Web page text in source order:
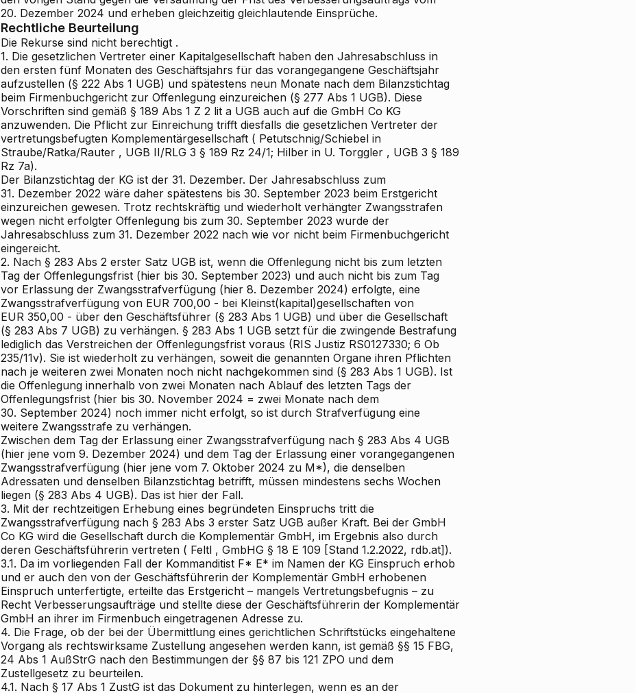
20. Dezember 2024 und erheben gleichzeitig gleichlautende Einsprüche.
Rechtliche Beurteilung
Die Rekurse sind nicht berechtigt .
1. Die gesetzlichen Vertreter einer Kapitalgesellschaft haben den Jahresabschluss in
den ersten fünf Monaten des Geschäftsjahrs für das vorangegangene Geschäftsjahr
aufzustellen (§ 222 Abs 1 UGB) und spätestens neun Monate nach dem Bilanzstichtag
beim Firmenbuchgericht zur Offenlegung einzureichen (§ 277 Abs 1 UGB). Diese
Vorschriften sind gemäß § 189 Abs 1 Z 2 lit a UGB auch auf die GmbH Co KG
anzuwenden. Die Pflicht zur Einreichung trifft diesfalls die gesetzlichen Vertreter der
vertretungsbefugten Komplementärgesellschaft ( Petutschnig/Schiebel in
Straube/Ratka/Rauter , UGB II/RLG 3 § 189 Rz 24/1; Hilber in U. Torggler , UGB 3 § 189
Rz 7a).
Der Bilanzstichtag der KG ist der 31. Dezember. Der Jahresabschluss zum
31. Dezember 2022 wäre daher spätestens bis 30. September 2023 beim Erstgericht
einzureichen gewesen. Trotz rechtskräftig und wiederholt verhängter Zwangsstrafen
wegen nicht erfolgter Offenlegung bis zum 30. September 2023 wurde der
Jahresabschluss zum 31. Dezember 2022 nach wie vor nicht beim Firmenbuchgericht
eingereicht.
2. Nach § 283 Abs 2 erster Satz UGB ist, wenn die Offenlegung nicht bis zum letzten
Tag der Offenlegungsfrist (hier bis 30. September 2023) und auch nicht bis zum Tag
vor Erlassung der Zwangsstrafverfügung (hier 8. Dezember 2024) erfolgte, eine
Zwangsstrafverfügung von EUR 700,00 - bei Kleinst(kapital)gesellschaften von
EUR 350,00 - über den Geschäftsführer (§ 283 Abs 1 UGB) und über die Gesellschaft
(§ 283 Abs 7 UGB) zu verhängen. § 283 Abs 1 UGB setzt für die zwingende Bestrafung
lediglich das Verstreichen der Offenlegungsfrist voraus (RIS Justiz RS0127330; 6 Ob
235/11v). Sie ist wiederholt zu verhängen, soweit die genannten Organe ihren Pflichten
nach je weiteren zwei Monaten noch nicht nachgekommen sind (§ 283 Abs 1 UGB). Ist
die Offenlegung innerhalb von zwei Monaten nach Ablauf des letzten Tags der
Offenlegungsfrist (hier bis 30. November 2024 = zwei Monate nach dem
30. September 2024) noch immer nicht erfolgt, so ist durch Strafverfügung eine
weitere Zwangsstrafe zu verhängen.
Zwischen dem Tag der Erlassung einer Zwangsstrafverfügung nach § 283 Abs 4 UGB
(hier jene vom 9. Dezember 2024) und dem Tag der Erlassung einer vorangegangenen
Zwangsstrafverfügung (hier jene vom 7. Oktober 2024 zu M*), die denselben
Adressaten und denselben Bilanzstichtag betrifft, müssen mindestens sechs Wochen
liegen (§ 283 Abs 4 UGB). Das ist hier der Fall.
3. Mit der rechtzeitigen Erhebung eines begründeten Einspruchs tritt die
Zwangsstrafverfügung nach § 283 Abs 3 erster Satz UGB außer Kraft. Bei der GmbH
Co KG wird die Gesellschaft durch die Komplementär GmbH, im Ergebnis also durch
deren Geschäftsführerin vertreten ( Feltl , GmbHG § 18 E 109 [Stand 1.2.2022, rdb.at]).
3.1. Da im vorliegenden Fall der Kommanditist F* E* im Namen der KG Einspruch erhob
und er auch den von der Geschäftsführerin der Komplementär GmbH erhobenen
Einspruch unterfertigte, erteilte das Erstgericht – mangels Vertretungsbefugnis – zu
Recht Verbesserungsaufträge und stellte diese der Geschäftsführerin der Komplementär
GmbH an ihrer im Firmenbuch eingetragenen Adresse zu.
4. Die Frage, ob der bei der Übermittlung eines gerichtlichen Schriftstücks eingehaltene
Vorgang als rechtswirksame Zustellung angesehen werden kann, ist gemäß §§ 15 FBG,
24 Abs 1 AußStrG nach den Bestimmungen der §§ 87 bis 121 ZPO und dem
Zustellgesetz zu beurteilen.
4.1. Nach § 17 Abs 1 ZustG ist das Dokument zu hinterlegen, wenn es an der